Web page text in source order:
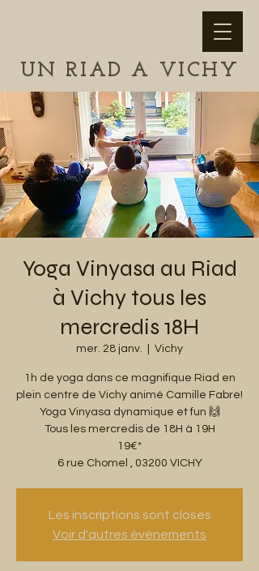
UN RIAD A VICHY
Yoga Vinyasa au Riad
à Vichy tous les
mercredis 18H
mer. 28 janv. Vichy
1h de yoga dans ce magnifique Riad en
plein centre de Vichy animé Camille Fabre!
Yoga Vinyasa dynamique et fun 🙌
Tous les mercredis de 18H à 19H
19€*
6 rue Chomel , 03200 VICHY
Les inscriptions sont closes
Voir d'autres événements